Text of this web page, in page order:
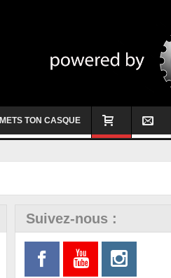
METS TON CASQUE
Suivez-nous :